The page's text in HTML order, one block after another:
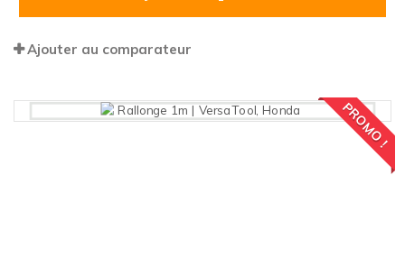
Ajouter au comparateur
PROMO !